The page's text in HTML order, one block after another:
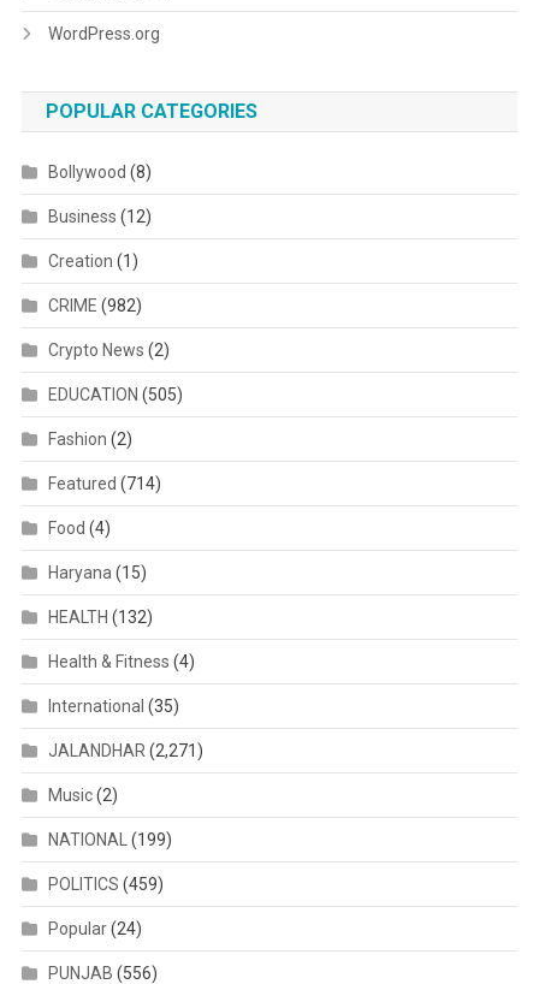
WordPress.org
POPULAR CATEGORIES
Bollywood (8)
Business (12)
Creation (1)
CRIME (982)
Crypto News (2)
EDUCATION (505)
Fashion (2)
Featured (714)
Food (4)
Haryana (15)
HEALTH (132)
Health & Fitness (4)
International (35)
JALANDHAR (2,271)
Music(2)
NATIONAL (199)
POLITICS (459)
Popular(24)
PUNJAB (556)